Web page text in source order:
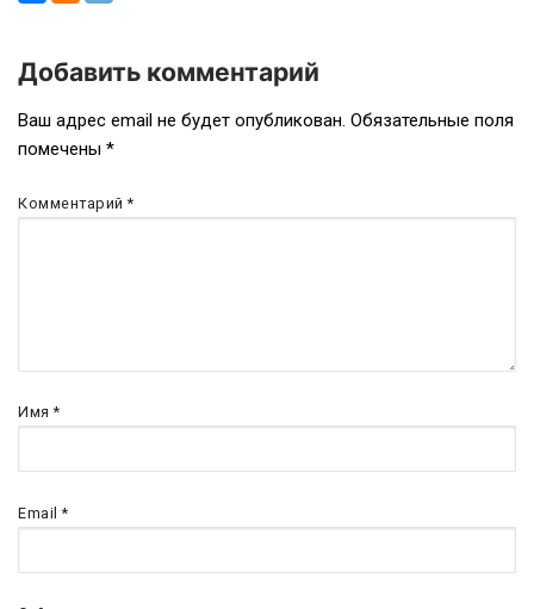
Навигация
по
записям
Добавить комментарий
Ваш адрес email не будет опубликован. Обязательные поля
помечены *
Комментарий*
Имя*
Email*